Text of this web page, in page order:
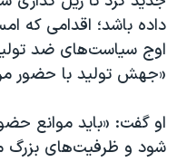
دادگاه حمید نوری
چهل سال گروگان‌گیری
قانون شفافیت دارائی کادر
اسرائیل در جنگ
داده باشد؛ اقدامی که
اوج سیاست‌های ضد
«جهش تولید با حضور
او گفت: «باید موانع
شود و ظرفیت‌های بزرگ